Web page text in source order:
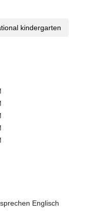
kindergarten
Englisch